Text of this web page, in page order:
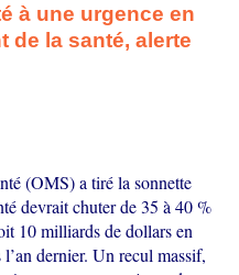
à une urgence en
de la santé, alerte
(OMS) a tiré la sonnette
devrait chuter de 35 à 40 %
10 milliards de dollars en
dernier. Un recul massif,